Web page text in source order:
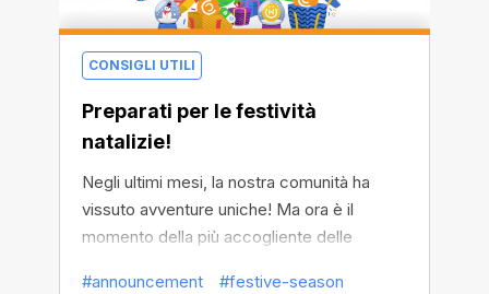
CONSIGLI UTILI
Preparati per le festività
natalizie!
Negli ultimi mesi, la nostra comunità ha
vissuto avventure uniche! Ma ora è il
momento della più accogliente delle
#announcement
#festive-season